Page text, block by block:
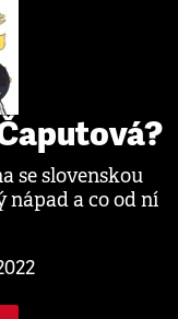
se slovenskou
nápad a co od ní